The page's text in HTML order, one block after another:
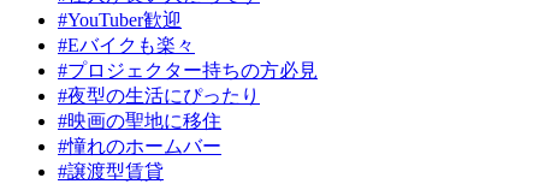
#YouTuber歓迎
#Eバイクも楽々
#プロジェクター持ちの方必見
#夜型の生活にぴったり
#映画の聖地に移住
#憧れのホームバー
#譲渡型賃貸